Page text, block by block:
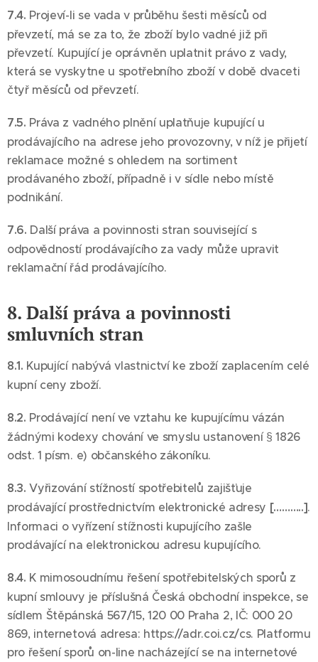
7.4. Projeví-li se vada v průběhu šesti měsíců od
převzetí, má se za to, že zboží bylo vadné již při
převzetí. Kupující je oprávněn uplatnit právo z vady,
která se vyskytne u spotřebního zboží v době dvaceti
čtyř měsíců od převzetí.
7.5. Práva z vadného plnění uplatňuje kupující u
prodávajícího na adrese jeho provozovny, v níž je přijetí
reklamace možné s ohledem na sortiment
prodávaného zboží, případně i v sídle nebo místě
podnikání.
7.6. Další práva a povinnosti stran související s
odpovědností prodávajícího za vady může upravit
reklamační řád prodávajícího.
8. Další práva a povinnosti
smluvních stran
8.1. Kupující nabývá vlastnictví ke zboží zaplacením celé
kupní ceny zboží.
8.2. Prodávající není ve vztahu ke kupujícímu vázán
žádnými kodexy chování ve smyslu ustanovení § 1826
odst. 1 písm. e) občanského zákoníku.
8.3.Vyřizování stížností spotřebitelů zajišťuje
prodávající prostřednictvím elektronické adresy [………..].
Informaci o vyřízení stížnosti kupujícího zašle
prodávající na elektronickou adresu kupujícího.
8.4. K mimosoudnímu řešení spotřebitelských sporů z
kupní smlouvy je příslušná Česká obchodní inspekce, se
sídlem Štěpánská 567/15, 120 00 Praha 2, IČ: 000 20
869, internetová adresa: https://adr.coi.cz/cs. Platformu
pro řešení sporů on-line nacházející se na internetové